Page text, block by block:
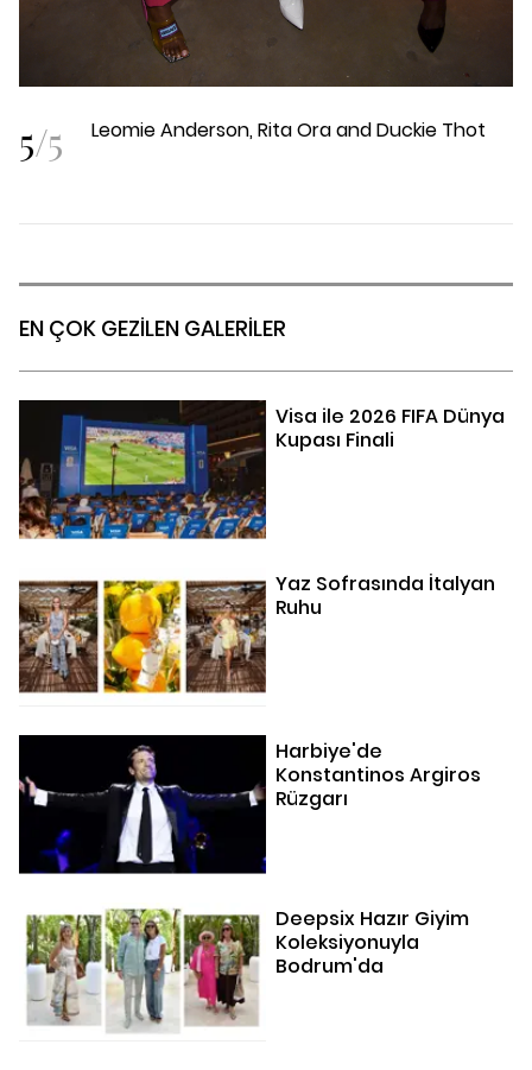
5/5 Leomie Anderson, Rita Ora and Duckie Thot
EN ÇOK GEZİLEN GALERİLER
Visa ile 2026 FIFA Dünya
Kupası Finali
Yaz Sofrasında İtalyan
Ruhu
Harbiye'de
Konstantinos Argiros
Rüzgarı
Deepsix Hazır Giyim
Koleksiyonuyla
Bodrum'da